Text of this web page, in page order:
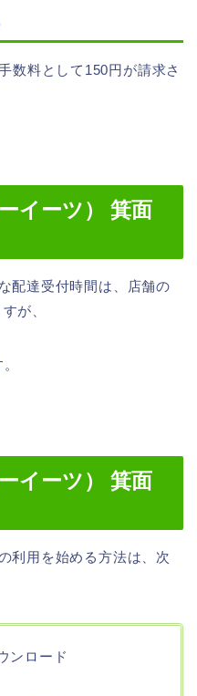
数料として150円が請求さ
イーツ） 箕面
配達受付時間は、店舗の
が、
イーツ） 箕面
利用を始める方法は、次
ンロード